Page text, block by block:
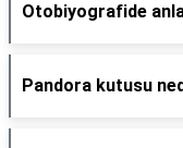
Otobiyografide
Pandora kutusu